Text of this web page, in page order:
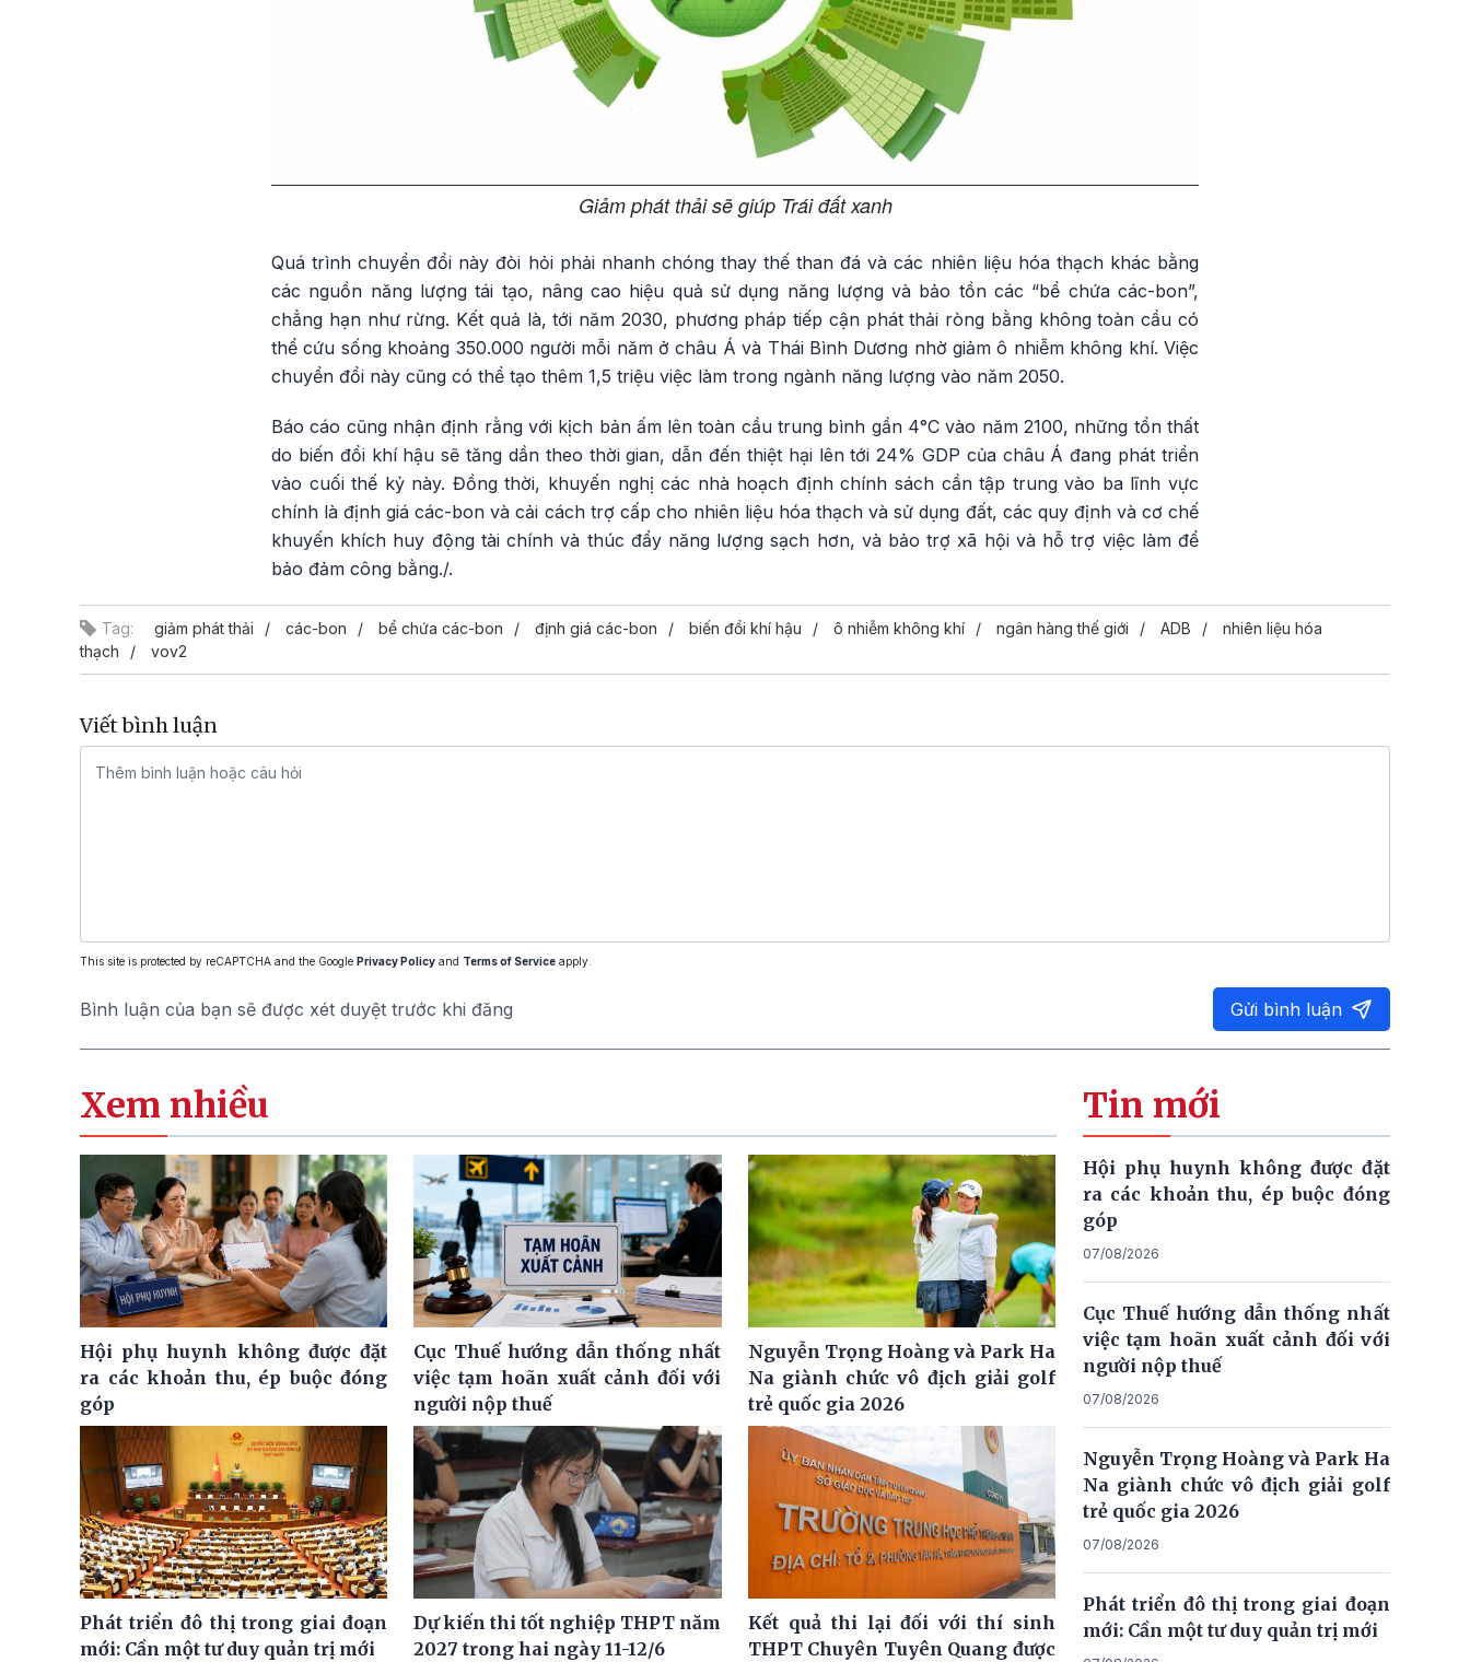
Giảm phát thải sẽ giúp Trái đất xanh
Quá trình chuyển đổi này đòi hỏi phải nhanh chóng thay thế than đá và các nhiên liệu hóa thạch khác bằng
các nguồn năng lượng tái tạo, nâng cao hiệu quả sử dụng năng lượng và bảo tồn các “bể chứa các-bon”,
chẳng hạn như rừng. Kết quả là, tới năm 2030, phương pháp tiếp cận phát thải ròng bằng không toàn cầu có
thể cứu sống khoảng 350.000 người mỗi năm ở châu Á và Thái Bình Dương nhờ giảm ô nhiễm không khí. Việc
chuyển đổi này cũng có thể tạo thêm 1,5 triệu việc làm trong ngành năng lượng vào năm 2050.
Báo cáo cũng nhận định rằng với kịch bản ấm lên toàn cầu trung bình gần 4°C vào năm 2100, những tổn thất
do biến đổi khí hậu sẽ tăng dần theo thời gian, dẫn đến thiệt hại lên tới 24% GDP của châu Á đang phát triển
vào cuối thế kỷ này. Đồng thời, khuyến nghị các nhà hoạch định chính sách cần tập trung vào ba lĩnh vực
chính là định giá các-bon và cải cách trợ cấp cho nhiên liệu hóa thạch và sử dụng đất, các quy định và cơ chế
khuyến khích huy động tài chính và thúc đẩy năng lượng sạch hơn, và bảo trợ xã hội và hỗ trợ việc làm để
bảo đảm công bằng./.
Tag: giảm phát thải các-bon bể chứa các-bon định giá các-bon biến đổi khí hậu ô nhiễm không khí ngân hàng thế giới ADB
nhiên liệu hóa
thạch
vov2
Viết bình luận
This site is protected by reCAPTCHA and the Google Privacy Policy and Terms of Service apply.
Bình luận của bạn sẽ được xét duyệt trước khi đăng Gửi bình luận
Xem nhiều
Hội phụ huynh không được đặt
ra các khoản thu, ép buộc đóng
góp
Cục Thuế hướng dẫn thống nhất
việc tạm hoãn xuất cảnh đối với
người nộp thuế
Nguyễn Trọng Hoàng và Park Ha
Na giành chức vô địch giải golf
trẻ quốc gia 2026
Phát triển đô thị trong giai đoạn
mới: Cần một tư duy quản trị mới
Dự kiến thi tốt nghiệp THPT năm
2027 trong hai ngày 11-12/6
Kết quả thi lại đối với thí sinh
THPT Chuyên Tuyên Quang được
Tin mới
Hội phụ huynh không được đặt
ra các khoản thu, ép buộc đóng
góp
07/08/2026
Cục Thuế hướng dẫn thống nhất
việc tạm hoãn xuất cảnh đối với
người nộp thuế
07/08/2026
Nguyễn Trọng Hoàng và Park Ha
Na giành chức vô địch giải golf
trẻ quốc gia 2026
07/08/2026
Phát triển đô thị trong giai đoạn
mới: Cần một tư duy quản trị mới